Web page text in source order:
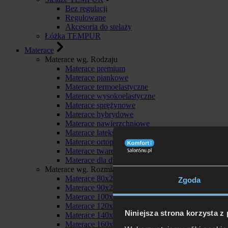
Zgoda
Niniejsza strona korzysta z
Bez regulacji
Regulowane
Akcesoria do stelaży
Łóżka TEMPUR
Materace
Materace wg. Rodzaju
Materace premium
Materace piankowe
Materace termoelastyczne
Materace wysokoelastyczne
Materace sprężynowe
Materace hybrydowe
Materace nawierzchniowe
Materace lateksowe
Materace ortopedyczne
Materace twarde
Materace dla dzieci
Materace wg. Rozmiaru
Materace 80x200
Materace 90x200
Materace 100x200
Materace 120x200
Materace 140x200
Materace 160x200